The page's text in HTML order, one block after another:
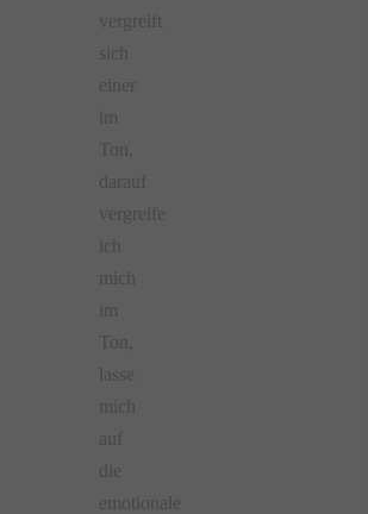
vergreift
sich
einer
im
Ton,
darauf
vergreife
ich
mich
im
Ton,
lasse
mich
auf
die
emotionale